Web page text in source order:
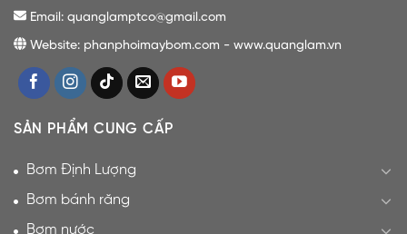
Email: quanglamptco@gmail.com
Website: phanphoimaybom.com - www.quanglam.vn
SẢN PHẨM CUNG CẤP
Bơm Định Lượng
Bơm bánh răng
Bơm nước